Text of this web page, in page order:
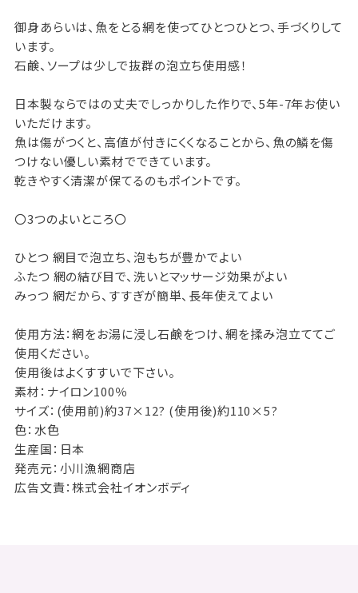
御身あらいは、魚をとる網を使ってひとつひとつ、手づくりして
います。
石鹸、ソープは少しで抜群の泡立ち使用感！
日本製ならではの丈夫でしっかりした作りで、5年-7年お使い
いただけます。
魚は傷がつくと、高値が付きにくくなることから、魚の鱗を傷
つけない優しい素材でできています。
乾きやすく清潔が保てるのもポイントです。
〇3つのよいところ〇
ひとつ 網目で泡立ち、泡もちが豊かでよい
ふたつ 網の結び目で、洗いとマッサージ効果がよい
みっつ 網だから、すすぎが簡単、長年使えてよい
使用方法：網をお湯に浸し石鹸をつけ、網を揉み泡立ててご
使用ください。
使用後はよくすすいで下さい。
素材：ナイロン100％
サイズ：(使用前)約37×12? (使用後)約110×5?
色：水色
生産国：日本
発売元：小川漁網商店
広告文責：株式会社イオンボディ